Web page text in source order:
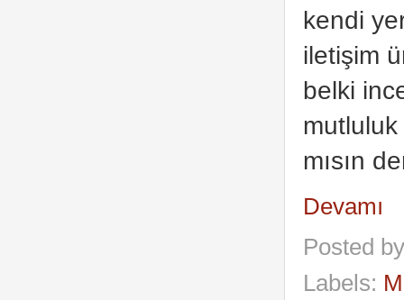
kendi
iletişim
belki
mısın
Devamı
Posted
Labels: